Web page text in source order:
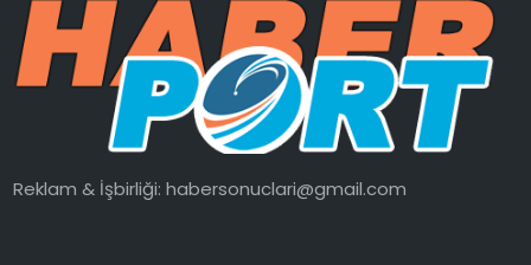
Reklam & İşbirliği:habersonuclari@gmail.com